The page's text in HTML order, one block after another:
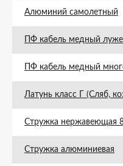
Алюминий самолетный
ПФ кабель медный
ПФ кабель медный
Латунь класс Г (Сляб,
Стружка нержавеющая
Стружка алюминиевая